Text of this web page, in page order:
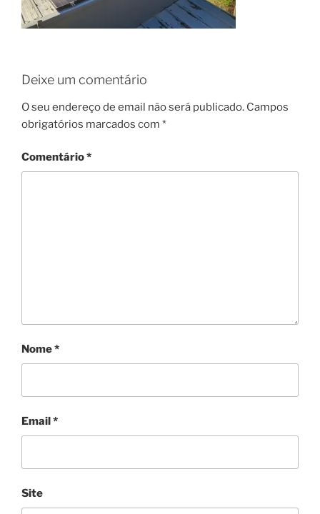
Deixe um comentário
O seu endereço de email não será publicado. Campos
obrigatórios marcados com *
Comentário*
Nome*
Email*
Site